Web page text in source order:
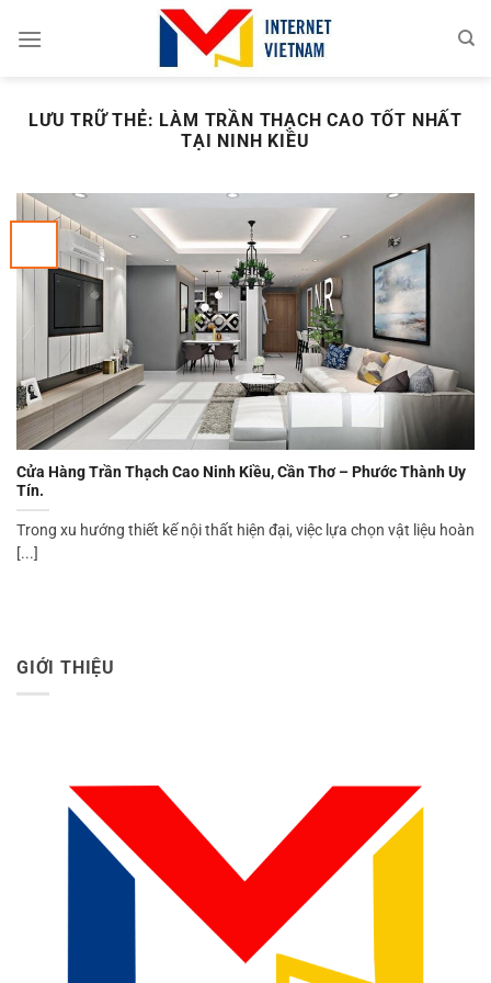
đến
LƯU TRỮ THẺ: LÀM TRẦN THẠCH CAO TỐT NHẤT
TẠI NINH KIỀU
Cửa Hàng Trần Thạch Cao Ninh Kiều, Cần Thơ – Phước Thành Uy
Tín.
Trong xu hướng thiết kế nội thất hiện đại, việc lựa chọn vật liệu hoàn
[...]
GIỚI THIỆU